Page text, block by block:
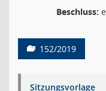
Beschluss:
152/2019
Sitzungsvorlage